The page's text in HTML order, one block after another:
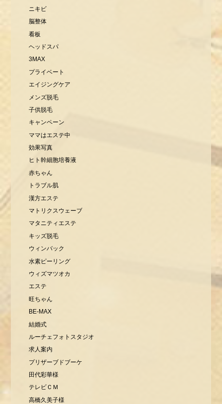
ニキビ
脳整体
看板
ヘッドスパ
3MAX
プライベート
エイジングケア
メンズ脱毛
子供脱毛
キャンペーン
ママはエステ中
効果写真
ヒト幹細胞培養液
赤ちゃん
トラブル肌
漢方エステ
マトリクスウェーブ
マタニティエステ
キッズ脱毛
ウィンバック
水素ピーリング
ウィズマツオカ
エステ
旺ちゃん
BE-MAX
結婚式
ルーチェフォトスタジオ
求人案内
プリザーブドブーケ
田代彩華様
テレビＣＭ
高橋久美子様